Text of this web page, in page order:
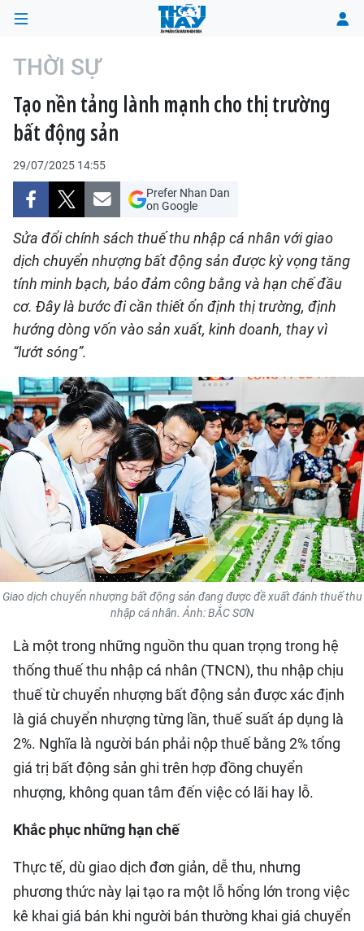
TRANG CHỦ
THỜI SỰ
CHÍNH TRỊ
XÃ HỘI
KINH TẾ
ĐÔ THỊ
VĂN HÓA - VĂN NGHỆ
QUỐC TẾ
THỂ THAO
DU LỊCH
HỒ SƠ - TƯ LIỆU
NHÂN DÂN ĐIỆN TỬ
NHÂN DÂN HẰNG THÁNG
THỜI SỰ
Tạo nền tảng lành mạnh cho thị trường
bất động sản
29/07/2025 14:55
Prefer Nhan Dan
on Google
Sửa đổi chính sách thuế thu nhập cá nhân với giao
dịch chuyển nhượng bất động sản được kỳ vọng tăng
tính minh bạch, bảo đảm công bằng và hạn chế đầu
cơ. Đây là bước đi cần thiết ổn định thị trường, định
hướng dòng vốn vào sản xuất, kinh doanh, thay vì
“lướt sóng”.
Giao dịch chuyển nhượng bất động sản đang được đề xuất đánh thuế thu
nhập cá nhân. Ảnh: BẮC SƠN
Là một trong những nguồn thu quan trọng trong hệ
thống thuế thu nhập cá nhân (TNCN), thu nhập chịu
thuế từ chuyển nhượng bất động sản được xác định
là giá chuyển nhượng từng lần, thuế suất áp dụng là
2%. Nghĩa là người bán phải nộp thuế bằng 2% tổng
giá trị bất động sản ghi trên hợp đồng chuyển
nhượng, không quan tâm đến việc có lãi hay lỗ.
Khắc phục những hạn chế
Thực tế, dù giao dịch đơn giản, dễ thu, nhưng
phương thức này lại tạo ra một lỗ hổng lớn trong việc
kê khai giá bán khi người bán thường khai giá chuyển